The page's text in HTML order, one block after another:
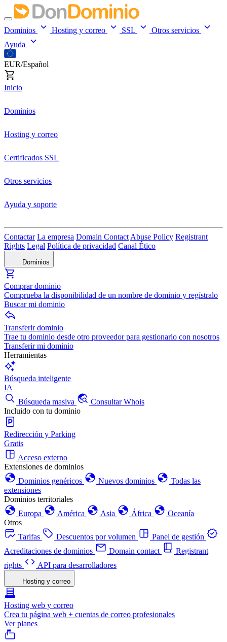
Dominios Hosting y correo SSL
Otros servicios
Ayuda
EUR/Español
Inicio
Dominios
Hosting y correo
Certificados SSL
Otros servicios
Ayuda y soporte
Contactar La empresa Domain Contact Abuse Policy Registrant
Rights Legal Política de privacidad Canal Ético
Dominios
Comprar dominio
Comprueba la disponibilidad de un nombre de dominio y regístralo
Buscar mi dominio
Transferir dominio
Trae tu dominio desde otro proveedor para gestionarlo con nosotros
Transferir mi dominio
Herramientas
Búsqueda inteligente
IA
Búsqueda masiva
Consultar Whois
Incluido con tu dominio
Redirección y Parking
Gratis
Acceso externo
Extensiones de dominios
Dominios genéricos
Nuevos dominios
Todas las
extensiones
Dominios territoriales
Europa
América Asia África
Oceanía
Otros
Tarifas
Descuentos por volumen
Panel de gestión
Acreditaciones de dominios
Domain contact
Registrant
rights
API para desarrolladores
Hosting y correo
Hosting web y correo
Crea tu página web + cuentas de correo profesionales
Ver planes